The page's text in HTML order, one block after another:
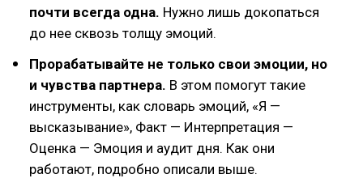
почти всегда одна. Нужно лишь докопаться
до нее сквозь толщу эмоций.
Прорабатывайте не только свои эмоции, но
и чувства партнера. В этом помогут такие
инструменты, как словарь эмоций, «Я —
высказывание», Факт — Интерпретация —
Оценка — Эмоция и аудит дня. Как они
работают, подробно описали выше.